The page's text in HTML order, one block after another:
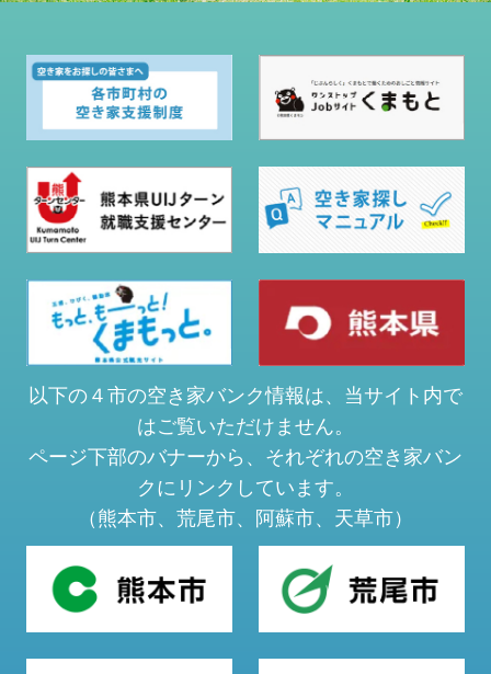
以下の４市の空き家バンク情報は、当サイト内で
はご覧いただけません。
ページ下部のバナーから、それぞれの空き家バン
クにリンクしています。
（熊本市、荒尾市、阿蘇市、天草市）